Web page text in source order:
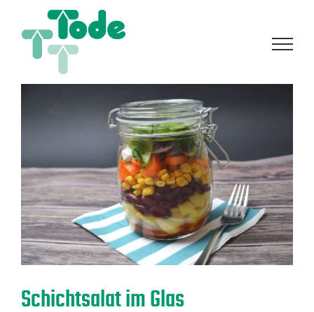
springen
Schichtsalat im Glas